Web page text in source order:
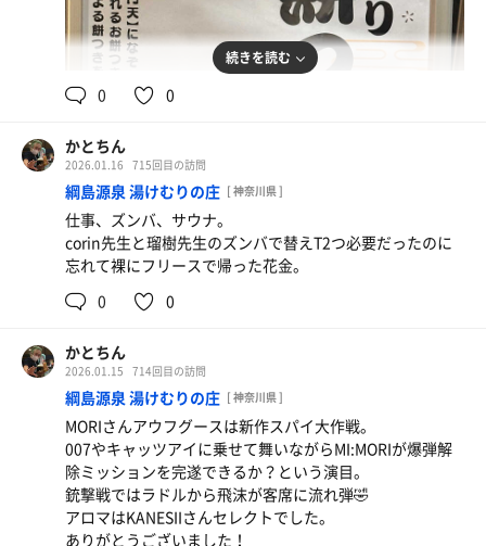
続きを読む
0 0
かとちん
2026.01.16 715回目の訪問
綱島源泉 湯けむりの庄 [ 神奈川県 ]
仕事、ズンバ、サウナ。
corin先生と瑠樹先生のズンバで替えT2つ必要だったのに
忘れて裸にフリースで帰った花金。
0
0
かとちん
2026.01.15 714回目の訪問
綱島源泉 湯けむりの庄 [ 神奈川県 ]
MORIさんアウフグースは新作スパイ大作戦。
007やキャッツアイに乗せて舞いながらMI:MORIが爆弾解
除ミッションを完遂できるか？という演目。
銃撃戦ではラドルから飛沫が客席に流れ弾🤣
アロマはKANESIIさんセレクトでした。
ありがとうございました！